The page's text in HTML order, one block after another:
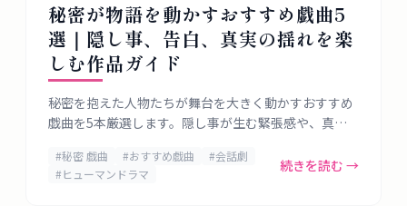
秘密が物語を動かすおすすめ戯曲5
選｜隠し事、告白、真実の揺れを楽
しむ作品ガイド
秘密を抱えた人物たちが舞台を大きく動かすおすすめ
戯曲を5本厳選します。隠し事が生む緊張感や、真実
イントとあわせて紹介します。
#秘密 戯曲 #おすすめ戯曲 #会話劇
#ヒューマンドラマ 続きを読む →